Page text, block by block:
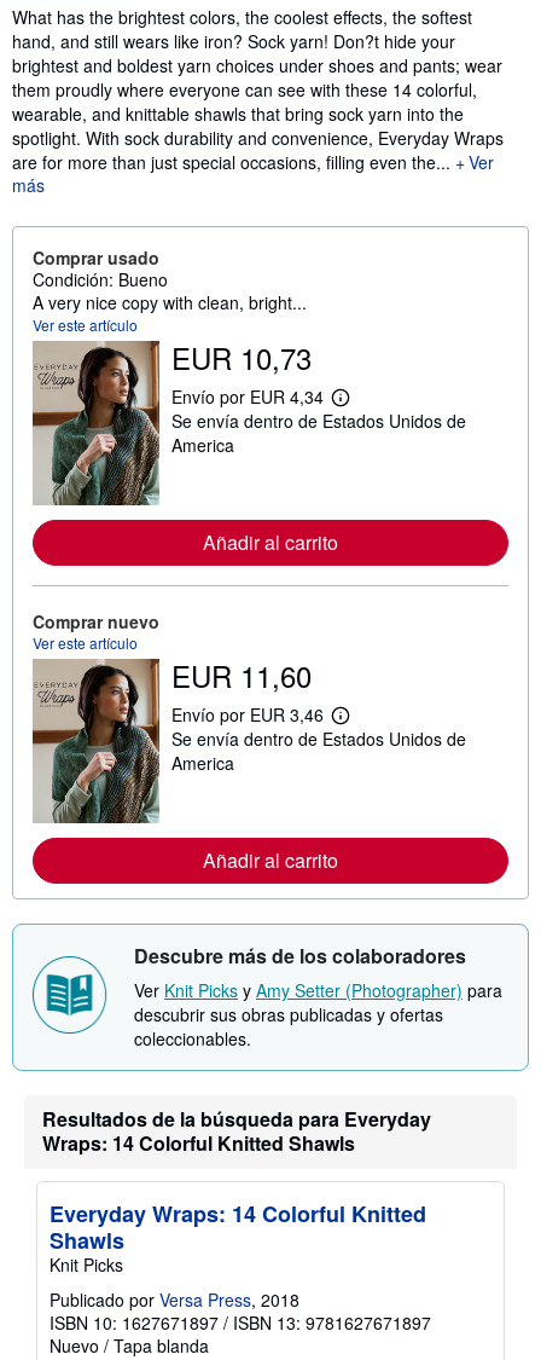
Sinopsis
What has the brightest colors, the coolest effects, the softest
hand, and still wears like iron? Sock yarn! Don?t hide your
brightest and boldest yarn choices under shoes and pants; wear
them proudly where everyone can see with these 14 colorful,
wearable, and knittable shawls that bring sock yarn into the
spotlight. With sock durability and convenience, Everyday Wraps
are for more than just special occasions, filling even the...
Ver
más
Comprar usado
Condición: Bueno
A very nice copy with clean, bright...
Ver este artículo
EUR 10,73
Envío por EUR 4,34
M
á
a
c
r
e
l
r
a
e
e
n
v
í
Se envía dentro de Estados Unidos de
America
Añadir al carrito
Comprar nuevo
Ver este artículo
EUR 11,60
Envío por EUR 3,46
M
á
a
c
i
n
o
b
l
t
a
v
Se envía dentro de Estados Unidos de
America
Añadir al carrito
Descubre más de los colaboradores
Ver Knit Picks y Amy Setter (Photographer) para
descubrir sus obras publicadas y ofertas
coleccionables.
Resultados de la búsqueda para Everyday
Wraps: 14 Colorful Knitted Shawls
Everyday Wraps: 14 Colorful Knitted
Shawls
Knit Picks
Publicado por Versa Press, 2018
ISBN 10: 1627671897 / ISBN 13: 9781627671897
Nuevo / Tapa blanda